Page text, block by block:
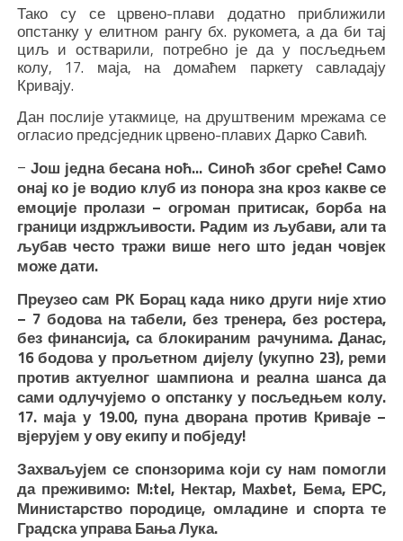
Тако су се црвено-плави додатно приближили
опстанку у елитном рангу бх. рукомета, а да би тај
циљ и остварили, потребно је да у посљедњем
колу, 17. маја, на домаћем паркету савладају
Кривају.
Дан послије утакмице, на друштвеним мрежама се
огласио предсједник црвено-плавих Дарко Савић.
– Још једна бесана ноћ… Синоћ због среће! Само
онај ко је водио клуб из понора зна кроз какве се
емоције пролази – огроман притисак, борба на
граници издржљивости. Радим из љубави, али та
љубав често тражи више него што један човјек
може дати.
Преузео сам РК Борац када нико други није хтио
– 7 бодова на табели, без тренера, без ростера,
без финансија, са блокираним рачунима. Данас,
16 бодова у прољетном дијелу (укупно 23), реми
против актуелног шампиона и реална шанса да
сами одлучујемо о опстанку у посљедњем колу.
17. маја у 19.00, пуна дворана против Криваје –
вјерујем у ову екипу и побједу!
Захваљујем се спонзорима који су нам помогли
да преживимо: M:tel, Нектар, Маxbet, Бема, ЕРС,
Министарство породице, омладине и спорта те
Градска управа Бања Лука.